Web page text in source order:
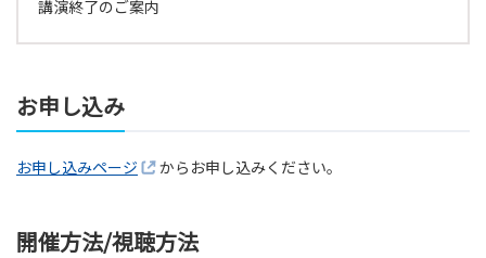
講演終了のご案内
お申し込み
お申し込みページ からお申し込みください。
開催方法/視聴方法